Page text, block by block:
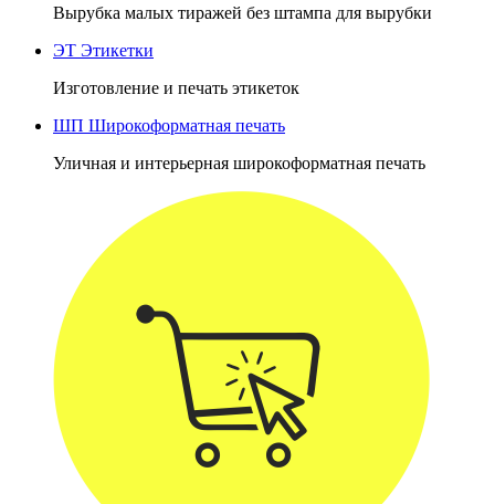
Вырубка малых тиражей без штампа для вырубки
ЭТ Этикетки
Изготовление и печать этикеток
ШП Широкоформатная печать
Уличная и интерьерная широкоформатная печать